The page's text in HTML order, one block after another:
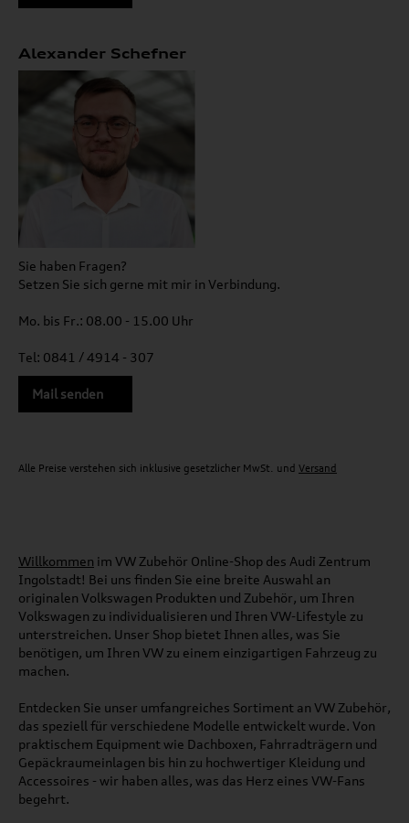
Alexander Schefner
Sie haben Fragen?
Setzen Sie sich gerne mit mir in Verbindung.
Mo. bis Fr.: 08.00 - 15.00 Uhr
Tel: 0841 / 4914 - 307
Mail senden
Alle Preise verstehen sich inklusive gesetzlicher MwSt. und Versand
Willkommen im VW Zubehör Online-Shop des Audi Zentrum
Ingolstadt! Bei uns finden Sie eine breite Auswahl an
originalen Volkswagen Produkten und Zubehör, um Ihren
Volkswagen zu individualisieren und Ihren VW-Lifestyle zu
unterstreichen. Unser Shop bietet Ihnen alles, was Sie
benötigen, um Ihren VW zu einem einzigartigen Fahrzeug zu
machen.
Entdecken Sie unser umfangreiches Sortiment an VW Zubehör,
das speziell für verschiedene Modelle entwickelt wurde. Von
praktischem Equipment wie Dachboxen, Fahrradträgern und
Gepäckraumeinlagen bis hin zu hochwertiger Kleidung und
Accessoires - wir haben alles, was das Herz eines VW-Fans
begehrt.